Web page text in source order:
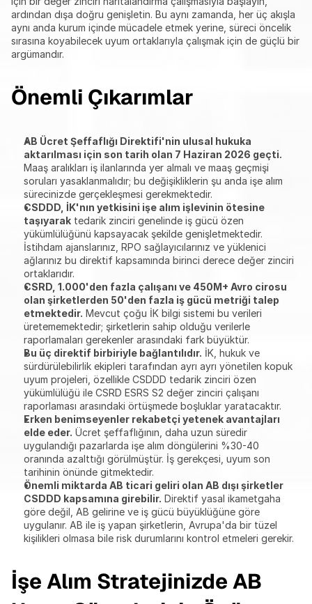
ardından dışa doğru genişletin. Bu aynı zamanda, her üç akışla
aynı anda kurum içinde mücadele etmek yerine, süreci öncelik
sırasına koyabilecek uyum ortaklarıyla çalışmak için de güçlü bir
argümandır.
Önemli Çıkarımlar
AB Ücret Şeffaflığı Direktifi'nin ulusal hukuka
aktarılması için son tarih olan 7 Haziran 2026 geçti.
Maaş aralıkları iş ilanlarında yer almalı ve maaş geçmişi
soruları yasaklanmalıdır; bu değişikliklerin şu anda işe alım
sürecinizde gerçekleşmesi gerekmektedir.
CSDDD, İK'nın yetkisini işe alım işlevinin ötesine
taşıyarak tedarik zinciri genelinde iş gücü özen
yükümlülüğünü kapsayacak şekilde genişletmektedir.
İstihdam ajanslarınız, RPO sağlayıcılarınız ve yüklenici
ağlarınız bu direktif kapsamında birinci derece değer zinciri
ortaklarıdır.
CSRD, 1.000'den fazla çalışanı ve 450M+ Avro cirosu
olan şirketlerden 50'den fazla iş gücü metriği talep
etmektedir. Mevcut çoğu İK bilgi sistemi bu verileri
üretememektedir; şirketlerin sahip olduğu verilerle
raporlamaları gerekenler arasındaki fark büyüktür.
Bu üç direktif birbiriyle bağlantılıdır. İK, hukuk ve
sürdürülebilirlik ekipleri tarafından ayrı ayrı yönetilen kopuk
uyum projeleri, özellikle CSDDD tedarik zinciri özen
yükümlülüğü ile CSRD ESRS S2 değer zinciri çalışanı
raporlaması arasındaki örtüşmede boşluklar yaratacaktır.
Erken benimseyenler rekabetçi yetenek avantajları
elde eder. Ücret şeffaflığının, daha uzun süredir
uygulandığı pazarlarda işe alım döngülerini %30-40
oranında azalttığı görülmüştür. İş gerekçesi, uyum son
tarihinin önünde gitmektedir.
Önemli miktarda AB ticari geliri olan AB dışı şirketler
CSDDD kapsamına girebilir. Direktif yasal ikametgaha
göre değil, AB gelirine ve iş gücü büyüklüğüne göre
uygulanır. AB ile iş yapan şirketlerin, Avrupa'da bir tüzel
kişilikleri olmasa bile risk durumlarını kontrol etmeleri gerekir.
İşe Alım Stratejinizde AB